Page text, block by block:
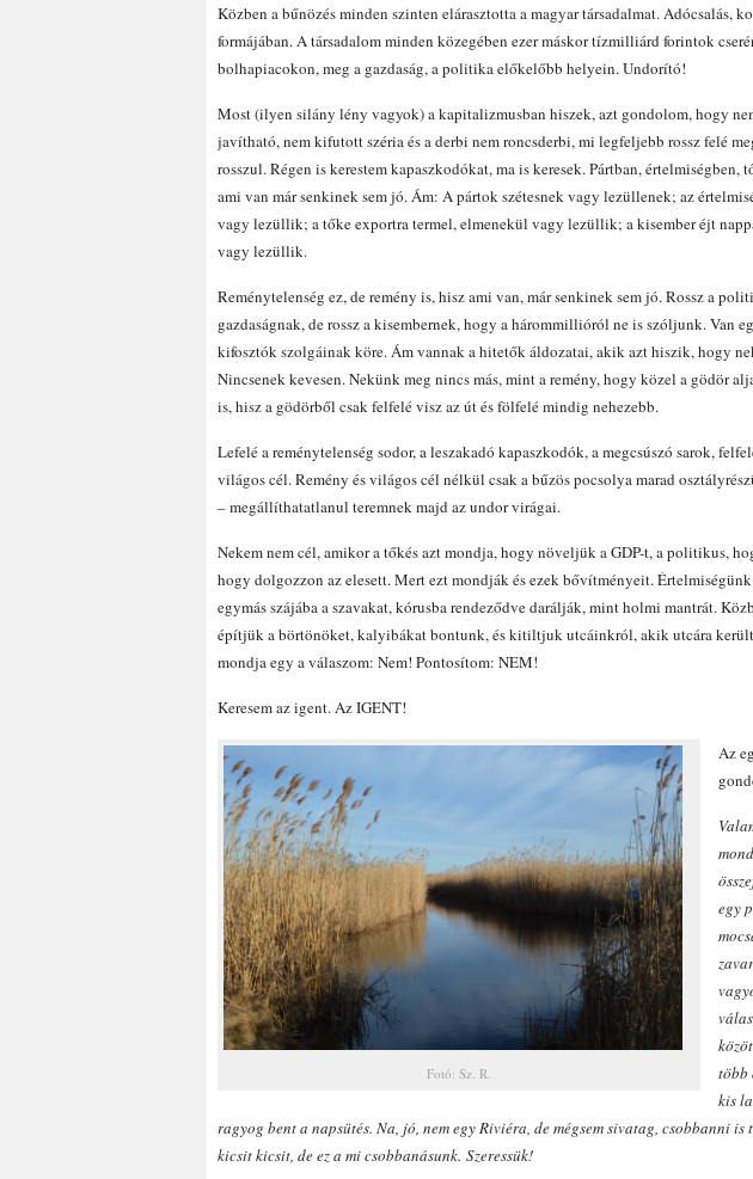
Közben a bűnözés minden szinten elárasztotta a magyar társadalmat. Adócsalás,
formájában. A társadalom minden közegében ezer máskor tízmilliárd forintok
bolhapiacokon, meg a gazdaság, a politika előkelőbb helyein. Undorító!
Most (ilyen silány lény vagyok) a kapitalizmusban hiszek, azt gondolom, hogy
javítható, nem kifutott széria és a derbi nem roncsderbi, mi legfeljebb rossz felé
rosszul. Régen is kerestem kapaszkodókat, ma is keresek. Pártban, értelmiségben,
ami van már senkinek sem jó. Ám: A pártok szétesnek vagy lezüllenek; az
vagy lezüllik; a tőke exportra termel, elmenekül vagy lezüllik; a kisember éjt
vagy lezüllik.
Reménytelenség ez, de remény is, hisz ami van, már senkinek sem jó. Rossz a
gazdaságnak, de rossz a kisembernek, hogy a hárommillióról ne is szóljunk. Van
kifosztók szolgáinak köre. Ám vannak a hitetők áldozatai, akik azt hiszik, hogy
Nincsenek kevesen. Nekünk meg nincs más, mint a remény, hogy közel a gödör
is, hisz a gödörből csak felfelé visz az út és fölfelé mindig nehezebb.
Lefelé a reménytelenség sodor, a leszakadó kapaszkodók, a megcsúszó sarok,
világos cél. Remény és világos cél nélkül csak a bűzös pocsolya marad
– megállíthatatlanul teremnek majd az undor virágai.
Nekem nem cél, amikor a tőkés azt mondja, hogy növeljük a GDP-t, a politikus,
hogy dolgozzon az elesett. Mert ezt mondják és ezek bővítményeit.
egymás szájába a szavakat, kórusba rendeződve darálják, mint holmi mantrát.
építjük a börtönöket, kalyibákat bontunk, és kitiltjuk utcáinkról, akik utcára
mondja egy a válaszom: Nem! Pontosítom: NEM!
Keresem az igent. Az IGENT!
Fotó: Sz. R.
Az
egy
több
kis
ragyog bent a napsütés. Na, jó, nem egy Riviéra, de mégsem sivatag, csobbanni is
kicsit kicsit, de ez a mi csobbanásunk. Szeressük!